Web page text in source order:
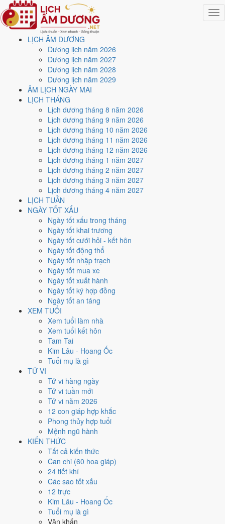
LỊCH ÂM DƯƠNG
Dương lịch năm 2026
Dương lịch năm 2027
Dương lịch năm 2028
Dương lịch năm 2029
ÂM LỊCH NGÀY MAI
LỊCH THÁNG
Lịch dương tháng 8 năm 2026
Lịch dương tháng 9 năm 2026
Lịch dương tháng 10 năm 2026
Lịch dương tháng 11 năm 2026
Lịch dương tháng 12 năm 2026
Lịch dương tháng 1 năm 2027
Lịch dương tháng 2 năm 2027
Lịch dương tháng 3 năm 2027
Lịch dương tháng 4 năm 2027
LỊCH TUẦN
NGÀY TỐT XẤU
Ngày tốt xấu trong tháng
Ngày tốt khai trương
Ngày tốt cưới hỏi - kết hôn
Ngày tốt động thổ
Ngày tốt nhập trạch
Ngày tốt mua xe
Ngày tốt xuất hành
Ngày tốt ký hợp đồng
Ngày tốt an táng
XEM TUỔI
Xem tuổi làm nhà
Xem tuổi kết hôn
Tam Tai
Kim Lâu - Hoang Ốc
Tuổi mụ là gì
TỬ VI
Tử vi hàng ngày
Tử vi tuần mới
Tử vi năm 2026
12 con giáp hợp khắc
Phong thủy hợp tuổi
Mệnh ngũ hành
KIẾN THỨC
Tất cả kiến thức
Can chi (60 hoa giáp)
24 tiết khí
Các sao tốt xấu
12 trực
Kim Lâu - Hoang Ốc
Tuổi mụ là gì
Văn khấn
Trang chủ
Lịch năm 2026
Tháng 10/2026
Ngày 21/10/2026 (Mậu Thìn)
Xem ngày21/10/2026
dương lịch - Ngày 12/9 âm
lịch (Mậu Thìn) tốt hay xấu?
Ngày 21/10/2026 dương lịch (Thứ Tư) là ngày 12/9/2026 âm lịch
Mậu Thìn - Cùng hành, Trực Phá, Sao Cơ, nạp âm Đại Lâm
Mộc. Tổng hòa, đây làNgày Đại Hungvới điểm trung bình
các việc quan trọng. Giờ Hoàng Đạo trong ngày:
Dậu, Hợi.
Ngày Dương
Tháng 10 năm 2026
Tháng 9 âm năm 2026
Tiết Hàn Lộ
Nhâm Tý
Bính Ngọ
Ngày Mậu Thìn có TrựcPhá(ngày phá hoại - đại hung, kỵ trăm sự)
nhưng gặp SaoThanh Long hoàng đạo
3.1/10nên đây làNgày Đại Hung
trương, động thổ.
Thân, Tý, Dậuhợp ngày; tuổi
Ngày 21/10/2026 chỉ đạt3.1/10
đây tốt hơnđể thay thế, xem mục xử lý bên dưới.
Ngày 21/10/2026 tốt hay xấu cho
việc gì?
Ngày 21/10/2026 đạt3.1/10